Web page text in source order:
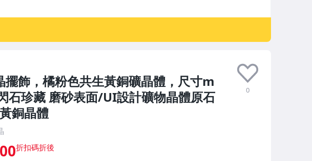
擺飾，橘粉色共生黃銅礦晶體，尺寸m
石珍藏 磨砂表面/UI設計礦物晶體原石
銅晶體
0